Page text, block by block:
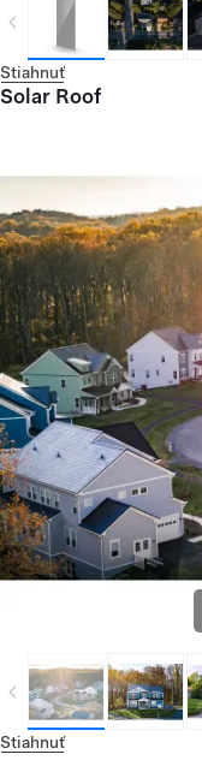
Stiahnuť
Solar Roof
Stiahnuť